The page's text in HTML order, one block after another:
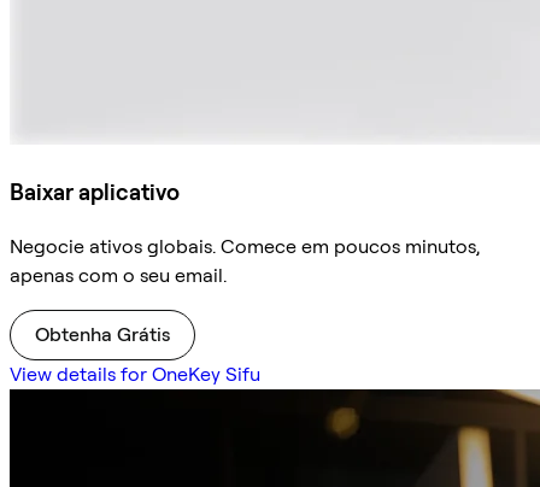
Baixar aplicativo
Negocie ativos globais. Comece em poucos minutos,
apenas com o seu email.
Obtenha Grátis
View details for OneKey Sifu